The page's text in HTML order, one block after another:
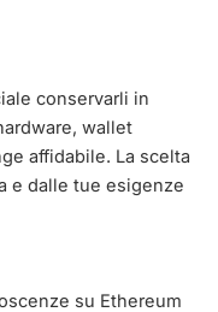
conservarli in
wallet
affidabile. La scelta
e dalle tue esigenze
su Ethereum